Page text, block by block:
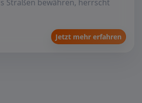
Straßen bewähren, herrscht
Jetzt mehr erfahren